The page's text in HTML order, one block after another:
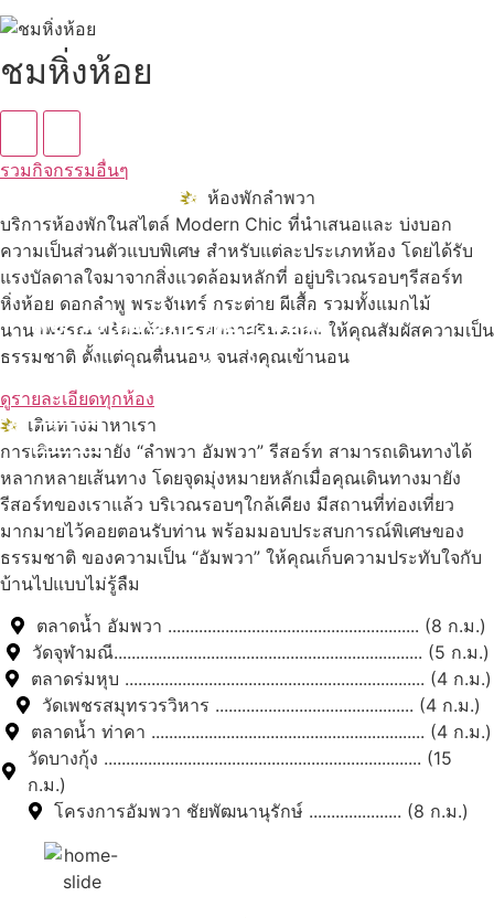
นับหิ่งห้อย ร้อยลำพู ดูพระจันทร์
ชมหิ่งห้อย
รวมกิจกรรมอื่นๆ
ห้องพักลำพวา
บริการห้องพักในสไตล์ Modern Chic ที่นำเสนอและ บ่งบอก
ความเป็นส่วนตัวแบบพิเศษ สำหรับแต่ละประเภทห้อง โดยได้รับ
แรงบัลดาลใจมาจากสิ่งแวดล้อมหลักที่ อยู่บริเวณรอบๆรีสอร์ท
หิ่งห้อย ดอกลำพู พระจันทร์ กระต่าย ผีเสื้อ รวมทั้งแมกไม้
นานาพรรณ พร้อมด้วยบรรยากาศริมคลอง ให้คุณสัมผัสความเป็น
ธรรมชาติ ตั้งแต่คุณตื่นนอน จนส่งคุณเข้านอน
ดูรายละเอียดทุกห้อง
เดินทางมาหาเรา
การเดินทางมายัง “ลำพวา อัมพวา” รีสอร์ท สามารถเดินทางได้
หลากหลายเส้นทาง โดยจุดมุ่งหมายหลักเมื่อคุณเดินทางมายัง
รีสอร์ทของเราแล้ว บริเวณรอบๆใกล้เคียง มีสถานที่ท่องเที่ยว
มากมายไว้คอยตอนรับท่าน พร้อมมอบประสบการณ์พิเศษของ
ธรรมชาติ ของความเป็น “อัมพวา” ให้คุณเก็บความประทับใจกับ
บ้านไปแบบไม่รู้ลืม
ตลาดน้ำ อัมพวา ......................................................... (8 ก.ม.)
วัดจุฬามณี...................................................................... (5 ก.ม.)
ตลาดร่มหุบ .................................................................... (4 ก.ม.)
วัดเพชรสมุทรวรวิหาร ............................................. (4 ก.ม.)
ตลาดน้ำ ท่าคา .............................................................. (4 ก.ม.)
วัดบางกุ้ง ........................................................................ (15
ก.ม.)
โครงการอัมพวา ชัยพัฒนานุรักษ์ ..................... (8 ก.ม.)
สถานที่ท่องเที่ยวรอบรีสอร์ท
ดูทั้งหมด